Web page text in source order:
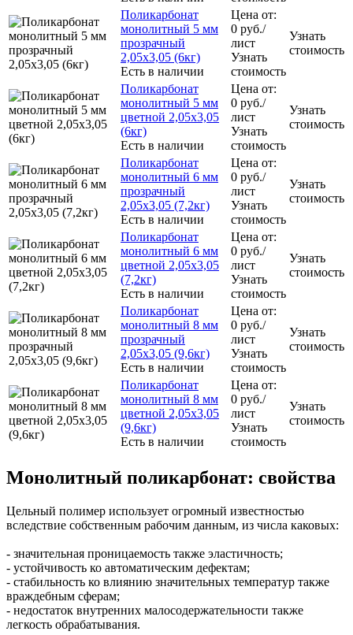
Поликарбонат
монолитный 5 мм
прозрачный
2,05x3,05 (6кг)
Есть в наличии
Цена от:
0 руб./
лист
Узнать
стоимость
Узнать
стоимость
Поликарбонат
монолитный 5 мм
цветной 2,05x3,05
(6кг)
Есть в наличии
Цена от:
0 руб./
лист
Узнать
стоимость
Узнать
стоимость
Поликарбонат
монолитный 6 мм
прозрачный
2,05x3,05 (7,2кг)
Есть в наличии
Цена от:
0 руб./
лист
Узнать
стоимость
Узнать
стоимость
Поликарбонат
монолитный 6 мм
цветной 2,05x3,05
(7,2кг)
Есть в наличии
Цена от:
0 руб./
лист
Узнать
стоимость
Узнать
стоимость
Поликарбонат
монолитный 8 мм
прозрачный
2,05x3,05 (9,6кг)
Есть в наличии
Цена от:
0 руб./
лист
Узнать
стоимость
Узнать
стоимость
Поликарбонат
монолитный 8 мм
цветной 2,05x3,05
(9,6кг)
Есть в наличии
Цена от:
0 руб./
лист
Узнать
стоимость
Узнать
стоимость
Монолитный поликарбонат: свойства
Цельный полимер использует огромный известностью
вследствие собственным рабочим данным, из числа каковых:
- значительная проницаемость также эластичность;
- устойчивость ко автоматическим дефектам;
- стабильность ко влиянию значительных температур также
враждебным сферам;
- недостаток внутренних малосодержательности также
легкость обрабатывания.